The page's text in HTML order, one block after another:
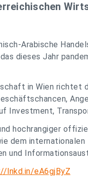
Arabische
dieses Jahr
in Wien richtet
Investment,
hochrangiger
dem
und
lnkd.in/eA6gjByZ